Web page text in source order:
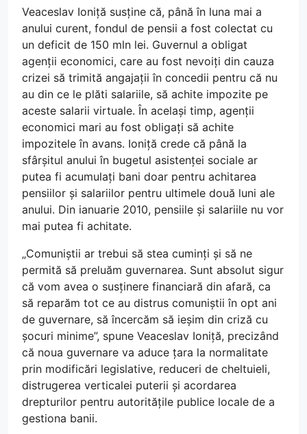
Veaceslav Ioniță susține că, până în luna mai a
anului curent, fondul de pensii a fost colectat cu
un deficit de 150 mln lei. Guvernul a obligat
agenții economici, care au fost nevoiți din cauza
crizei să trimită angajații în concedii pentru că nu
au din ce le plăti salariile, să achite impozite pe
aceste salarii virtuale. În același timp, agenții
economici mari au fost obligați să achite
impozitele în avans. Ioniță crede că până la
sfârșitul anului în bugetul asistenței sociale ar
putea fi acumulați bani doar pentru achitarea
pensiilor și salariilor pentru ultimele două luni ale
anului. Din ianuarie 2010, pensiile și salariile nu vor
mai putea fi achitate.
„Comuniștii ar trebui să stea cuminți și să ne
permită să preluăm guvernarea. Sunt absolut sigur
că vom avea o susținere financiară din afară, ca
să reparăm tot ce au distrus comuniștii în opt ani
de guvernare, să încercăm să ieșim din criză cu
șocuri minime”, spune Veaceslav Ioniță, precizând
că noua guvernare va aduce țara la normalitate
prin modificări legislative, reduceri de cheltuieli,
distrugerea verticalei puterii și acordarea
drepturilor pentru autoritățile publice locale de a
gestiona banii.